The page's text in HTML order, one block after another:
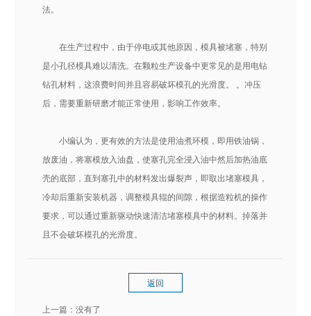
法。
在生产过程中，由于停电或其他原因，模具被堵塞，特别
是小孔径模具难以清洗。在颗粒生产设备中更常见的是用电钻
钻孔材料，这浪费时间并且容易破坏模孔的光滑度。 。冲压
后，需要重新研磨才能正常使用，影响工作效率。
小编认为，更有效的方法是使用油煮环模，即用铁油锅，
放废油，将塞模放入油盘，使塞孔完全浸入油中然后加热油底
壳的底部，直到塞孔中的材料发出爆裂声，即取出堵塞模具，
冷却后重新安装机器，调整模具辊的间隙，根据造粒机的操作
要求，可以通过重新驱动快速清洁堵塞模具中的材料。掉落并
且不会破坏模孔的光滑度。
返回
上一篇：没有了